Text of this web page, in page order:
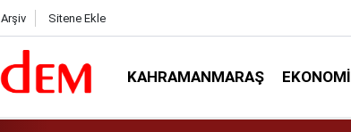
Arşiv Sitene Ekle
KAHRAMANMARAŞ EKONOMI